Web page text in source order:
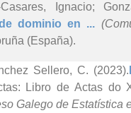
Ignacio;
dominio en ...
(España).
Sellero, C. (2023).
Libro de Actas do
Galego de Estatística